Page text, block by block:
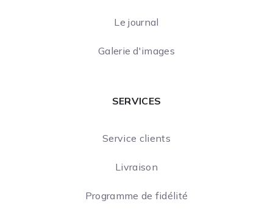
Le journal
Galerie d'images
SERVICES
Service clients
Livraison
Programme de fidélité